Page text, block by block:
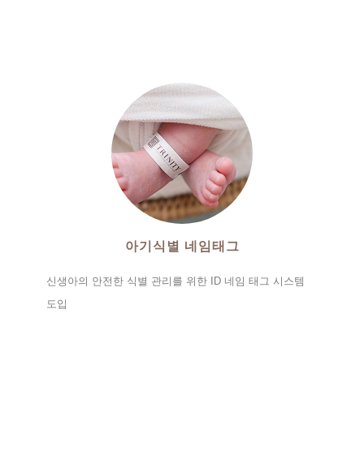
아기식별 네임태그
신생아의 안전한 식별 관리를 위한 ID 네임 태그 시스템
도입